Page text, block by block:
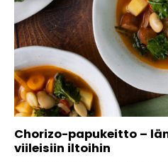
Chorizo-papukeitto –
viileisiin iltoihin